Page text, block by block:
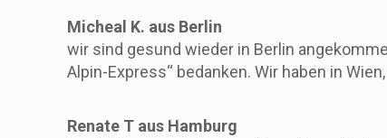
Micheal K. aus Berlin
wir sind gesund wieder in Berlin
Alpin-Express“ bedanken. Wir haben in
Renate T aus Hamburg